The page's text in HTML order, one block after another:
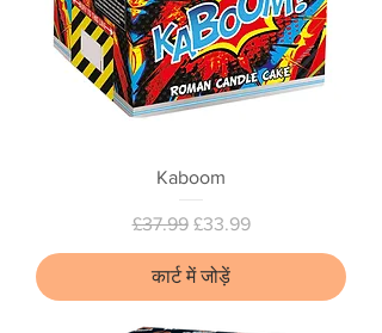
Kaboom
नियमित मूल्य
£37.99 बिक्री मूल्य
£33.99
कार्ट में जोड़ें